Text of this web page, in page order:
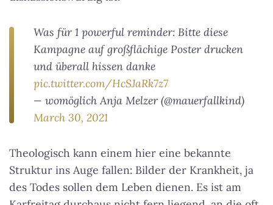
Was für 1 powerful reminder: Bitte diese
Kampagne auf großflächige Poster drucken
und überall hissen danke
pic.twitter.com/HcSJaRk7z7
— womöglich Anja Melzer (@mauerfallkind)
March 30, 2021
Theologisch kann einem hier eine bekannte
Struktur ins Auge fallen: Bilder der Krankheit, ja
des Todes sollen dem Leben dienen. Es ist am